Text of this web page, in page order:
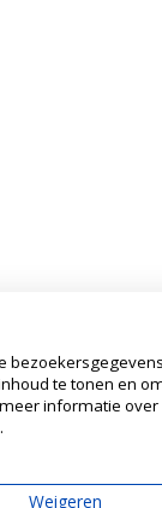
te tonen en
informatie over
Weigeren